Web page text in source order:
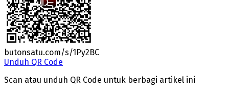
butonsatu.com/s/1Py2BC
Unduh QR Code
Scan atau unduh QR Code untuk berbagi artikel ini